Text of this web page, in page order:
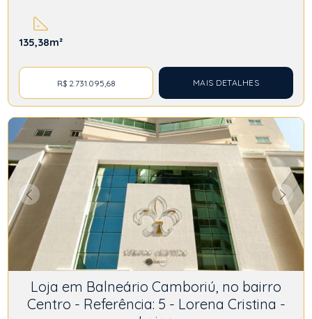
135,38m²
R$ 2.731.095,68 MAIS DETALHES
Loja em Balneário Camboriú, no bairro
Centro - Referência: 5 - Lorena Cristina -